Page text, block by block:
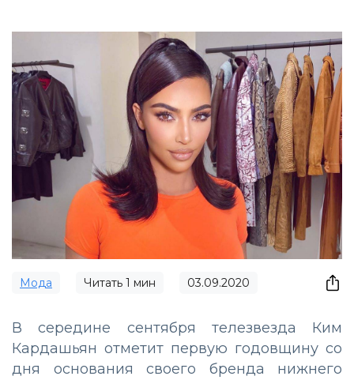
Мода Читать 1 мин 03.09.2020
В середине сентября телезвезда Ким
Кардашьян отметит первую годовщину со
дня основания своего бренда нижнего